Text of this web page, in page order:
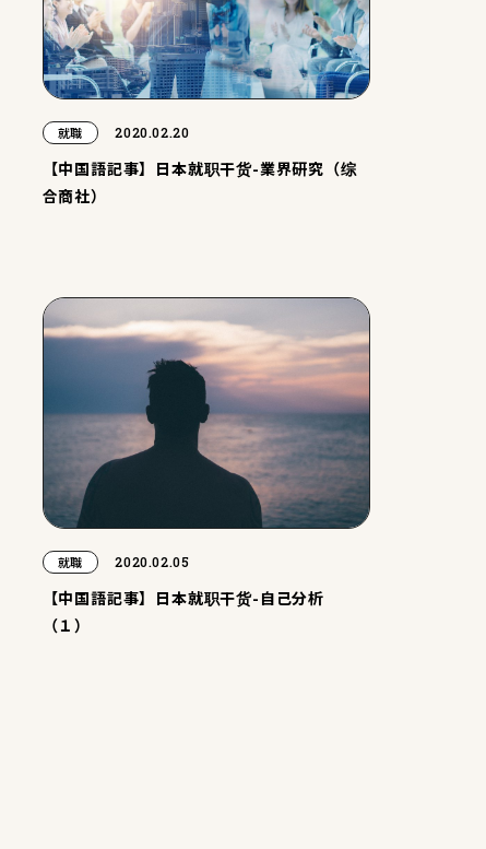
就職 2020.02.20
【中国語記事】日本就职干货-業界研究（综
合商社）
就職 2020.02.05
【中国語記事】日本就职干货-自己分析
（１）